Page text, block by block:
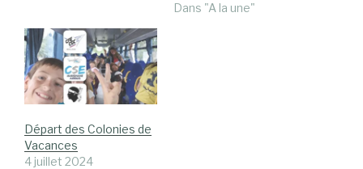
Dans "A la une"
Départ des Colonies de
Vacances
4 juillet 2024